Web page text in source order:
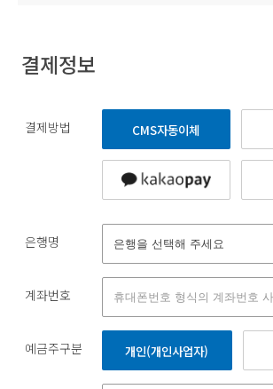
결제정보
결제방법 CMS자동이체
은행명
계좌번호
예금주구분 개인(개인사업자)